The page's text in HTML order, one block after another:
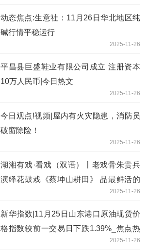
动态焦点:生意社：11月26日华北地区纯
碱行情平稳运行
2025-11-26
平昌县巨盛鞋业有限公司成立 注册资本
10万人民币|今日热文
2025-11-26
今日观点!视频|屋内有火灾隐患，消防员
破窗除险！
2025-11-26
湖湘有戏·看戏（双语）〡老戏骨朱贵兵
演绎花鼓戏《蔡坤山耕田》 品最鲜活的
2025-11-26
新华指数|11月25日山东港口原油现货价
格指数较前一交易日下跌1.39%_焦点热
2025-11-26